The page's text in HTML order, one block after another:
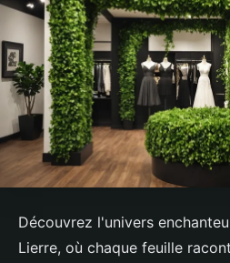
Découvrez l'univers
Lierre, où chaque feuille